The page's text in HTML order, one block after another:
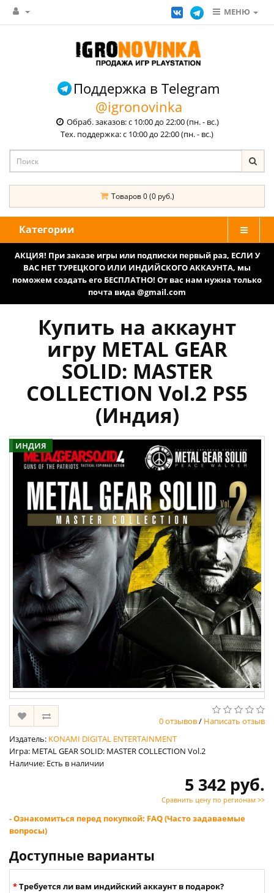
МЕНЮ
Поддержка в Telegram
@igronovinka
Обраб. заказов: с 10:00 до 22:00 (пн. - вс.)
Тех. поддержка: с 10:00 до 22:00 (пн. - вс.)
Товаров 0 (0 руб.)
Категории
АКЦИЯ! При заказе игры или подписки первый раз, ЕСЛИ У
ВАС НЕТ ТУРЕЦКОГО ИЛИ ИНДИЙСКОГО АККАУНТА, мы
поможем создать его БЕСПЛАТНО! От вас нам нужна только
почта вида @gmail.com
Купить на аккаунт
игру METAL GEAR
SOLID: MASTER
COLLECTION Vol.2 PS5
(Индия)
ИНДИЯ
0 отзывов/ Написать отзыв
Издатель: KONAMI DIGITAL ENTERTAINMENT
Игра: METAL GEAR SOLID: MASTER COLLECTION Vol.2
Наличие: Есть в наличии
5 342 руб.
Сравнить цену по регионам >>
- Ознакомиться перед покупкой: FAQ (Часто задаваемые
вопросы)
Доступные варианты
Требуется ли вам индийский аккаунт в подарок?